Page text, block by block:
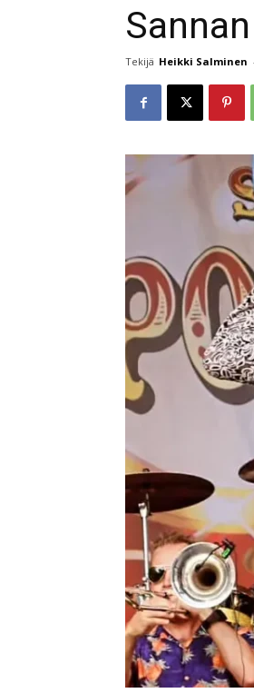
Tekijä Heikki Salminen